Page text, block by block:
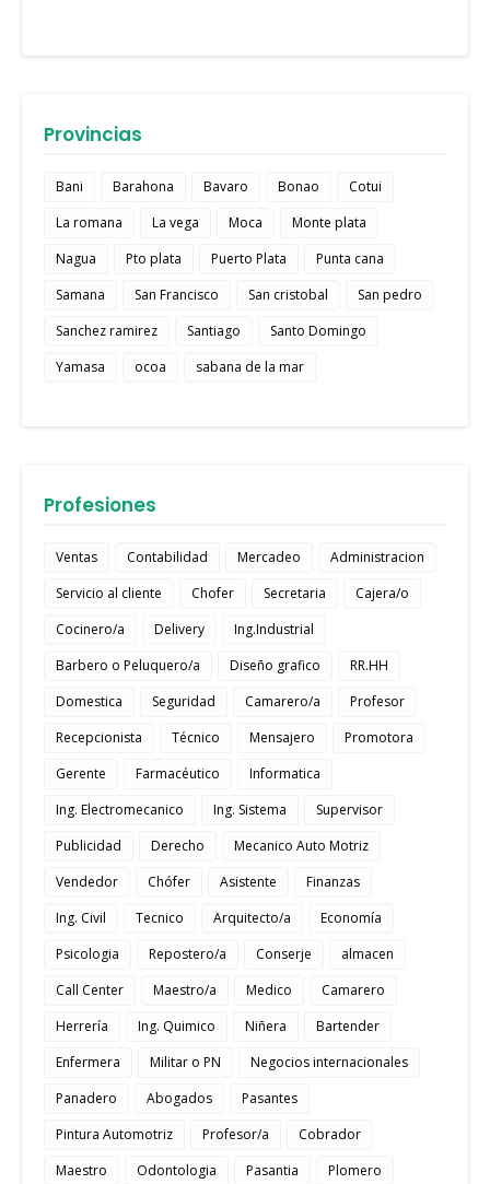
Provincias
Bani Barahona Bavaro Bonao
Cotui
La romana
La vega Moca
Monte plata
Nagua
Pto plata Puerto Plata
Punta cana
Samana
San Francisco San cristobal
San pedro
Sanchez ramirez
Santiago
Santo Domingo
Yamasa
ocoa sabana de la mar
Profesiones
Ventas Contabilidad Mercadeo
Administracion
Servicio al cliente
Chofer Secretaria
Cajera/o
Cocinero/a
Delivery
Ing.Industrial
Barbero o Peluquero/a
Diseño grafico
RR.HH
Domestica
Seguridad Camarero/a
Profesor
Recepcionista
Técnico Mensajero
Promotora
Gerente
Farmacéutico
Informatica
Ing. Electromecanico
Ing. Sistema
Supervisor
Publicidad
Derecho
Mecanico Auto Motriz
Vendedor
Chófer Asistente
Finanzas
Ing. Civil
Tecnico Arquitecto/a
Economía
Psicologia
Repostero/a Conserje
almacen
Call Center
Maestro/a Medico
Camarero
Herrería
Ing. Quimico Niñera
Bartender
Enfermera
Militar o PN
Negocios internacionales
Panadero
Abogados
Pasantes
Pintura Automotriz
Profesor/a
Cobrador
Maestro
Odontologia Pasantia
Plomero